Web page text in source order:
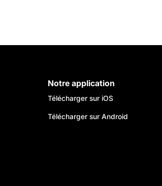
Notre application
Télécharger sur iOS
Télécharger sur Android